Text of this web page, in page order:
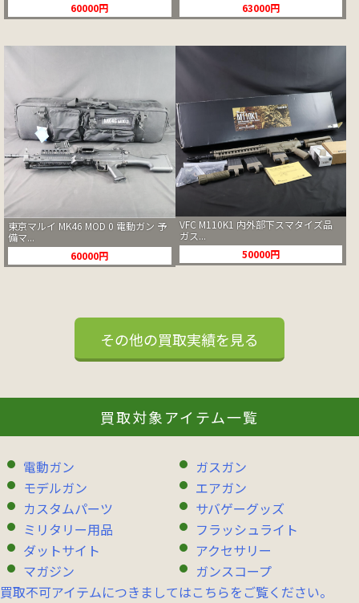
60000円
63000円
東京マルイ MK46 MOD 0 電動ガン 予
備マ...
60000円
VFC M110K1 内外部下スマタイズ品
ガス...
50000円
その他の買取実績を見る
買取対象アイテム一覧
電動ガン
ガスガン
モデルガン
エアガン
カスタムパーツ
サバゲーグッズ
ミリタリー用品
フラッシュライト
ダットサイト
アクセサリー
マガジン
ガンスコープ
買取不可アイテムにつきましてはこちらをご覧ください。